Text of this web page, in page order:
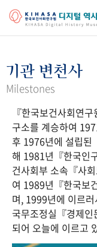
걸어온 길 기관 변천
연구 역사
정책과 연구 키워드
간행물 변천사
기록물 아카이브
사진 아카이브 문서
기관 변천사
Milestones
『한국보건사회연
구소를 계승하여
후 1976년에 설립된
해 1981년『한국인
건사회부 소속『사
여 1989년『한국보
며, 1999년에 이르
국무조정실『경제
되어 오늘에 이르고